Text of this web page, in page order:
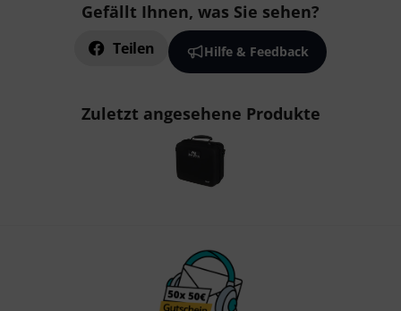
Gefällt Ihnen, was Sie sehen?
Teilen Hilfe & Feedback
Zuletzt angesehene Produkte